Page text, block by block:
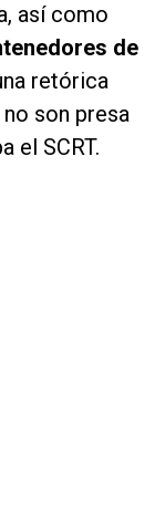
así como
de
retórica
son presa
el SCRT.